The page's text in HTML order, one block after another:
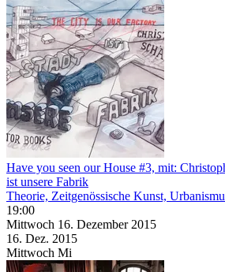
Have you seen our House #3, mit:
ist unsere Fabrik
Theorie, Zeitgenössische Kunst,
19:00
Mittwoch 16. Dezember 2015
16. Dez. 2015
Mittwoch Mi